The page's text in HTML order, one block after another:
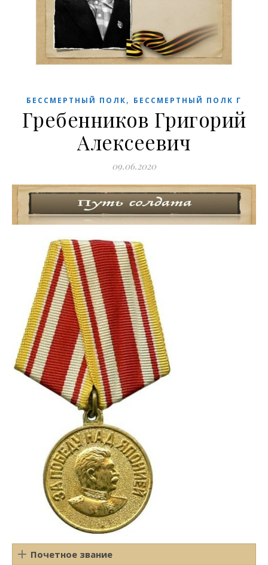
БЕССМЕРТНЫЙ ПОЛК, БЕССМЕРТНЫЙ ПОЛК Г
Гребенников Григорий
Алексеевич
09.06.2020
Почетное звание